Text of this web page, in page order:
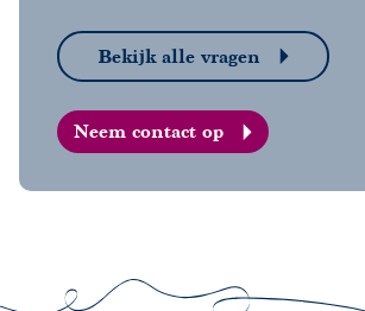
Bekijk alle vragen
Neem contact op